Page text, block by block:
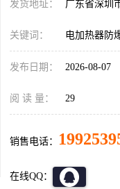
发货地址： 广东省深
关键词： 电加热器防
发布日期： 2026-08-07
阅 读 量： 29
销售电话：
在线QQ：